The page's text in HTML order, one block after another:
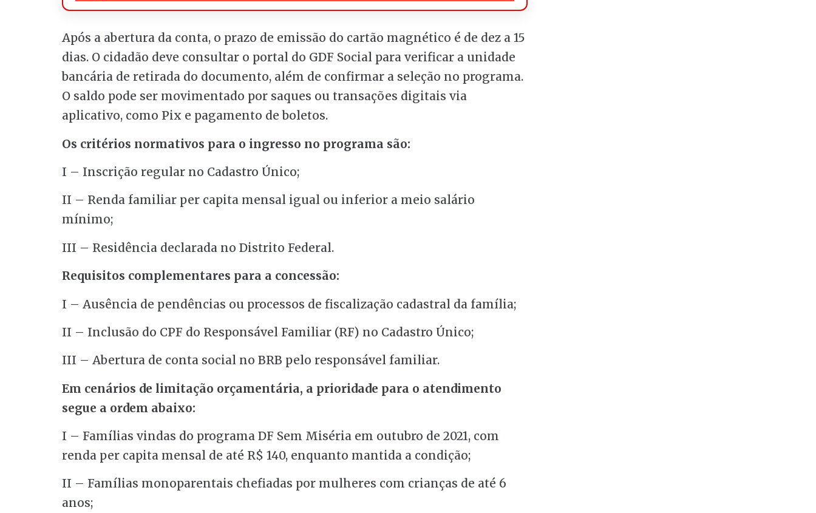
Após a abertura da conta, o prazo de emissão do cartão magnético é de dez a 15
dias. O cidadão deve consultar o portal do GDF Social para verificar a unidade
bancária de retirada do documento, além de confirmar a seleção no programa.
O saldo pode ser movimentado por saques ou transações digitais via
aplicativo, como Pix e pagamento de boletos.
Os critérios normativos para o ingresso no programa são:
I – Inscrição regular no Cadastro Único;
II – Renda familiar per capita mensal igual ou inferior a meio salário
mínimo;
III – Residência declarada no Distrito Federal.
Requisitos complementares para a concessão:
I – Ausência de pendências ou processos de fiscalização cadastral da família;
II – Inclusão do CPF do Responsável Familiar (RF) no Cadastro Único;
III – Abertura de conta social no BRB pelo responsável familiar.
Em cenários de limitação orçamentária, a prioridade para o atendimento
segue a ordem abaixo:
I – Famílias vindas do programa DF Sem Miséria em outubro de 2021, com
renda per capita mensal de até R$ 140, enquanto mantida a condição;
II – Famílias monoparentais chefiadas por mulheres com crianças de até 6
anos;